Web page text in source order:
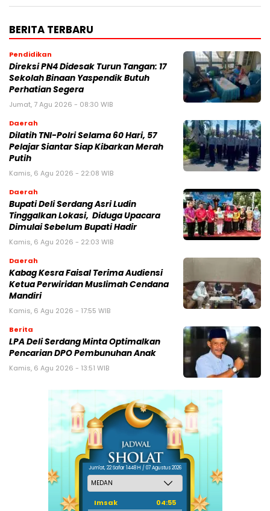
BERITA TERBARU
Pendidikan
Direksi PN4 Didesak Turun Tangan: 17
Sekolah Binaan Yaspendik Butuh
Perhatian Segera
Jumat, 7 Agu 2026 - 08:30 WIB
Daerah
Dilatih TNI-Polri Selama 60 Hari, 57
Pelajar Siantar Siap Kibarkan Merah
Putih
Kamis, 6 Agu 2026 - 22:08 WIB
Daerah
Bupati Deli Serdang Asri Ludin
Tinggalkan Lokasi, Diduga Upacara
Dimulai Sebelum Bupati Hadir
Kamis, 6 Agu 2026 - 22:03 WIB
Daerah
Kabag Kesra Faisal Terima Audiensi
Ketua Perwiridan Muslimah Cendana
Mandiri
Kamis, 6 Agu 2026 - 17:55 WIB
Berita
LPA Deli Serdang Minta Optimalkan
Pencarian DPO Pembunuhan Anak
Kamis, 6 Agu 2026 - 13:51 WIB
Jum'at, 22 Safar 1448 H / 07 Agustus 2026
Imsak
04:55